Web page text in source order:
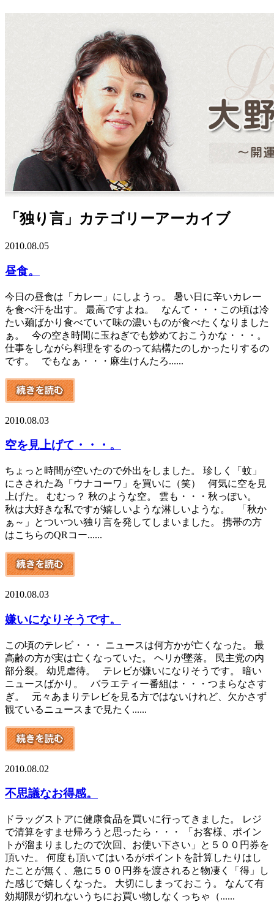
「独り言」カテゴリーアーカイブ
2010.08.05
昼食。
今日の昼食は「カレー」にしようっ。 暑い日に辛いカレー
を食べ汗を出す。 最高ですよね。 なんて・・・この頃は冷
たい麺ばかり食べていて味の濃いものが食べたくなりました
ぁ。 今の空き時間に玉ねぎでも炒めておこうかな・・・。
仕事をしながら料理をするのって結構たのしかったりするの
です。 でもなぁ・・・麻生けんたろ......
2010.08.03
空を見上げて・・・。
ちょっと時間が空いたので外出をしました。 珍しく「蚊」
にさされた為「ウナコーワ」を買いに（笑） 何気に空を見
上げた。 むむっ？ 秋のような空。 雲も・・・秋っぽい。
秋は大好きな私ですが嬉しいような淋しいような。 「秋か
ぁ～」とついつい独り言を発してしまいました。 携帯の方
はこちらのQRコー......
2010.08.03
嫌いになりそうです。
この頃のテレビ・・・ ニュースは何方かが亡くなった。 最
高齢の方が実は亡くなっていた。 ヘリが墜落。 民主党の内
部分裂。 幼児虐待。 テレビが嫌いになりそうです。 暗い
ニュースばかり。 バラエティー番組は・・・つまらなさす
ぎ。 元々あまりテレビを見る方ではないけれど、欠かさず
観ているニュースまで見たく......
2010.08.02
不思議なお得感。
ドラッグストアに健康食品を買いに行ってきました。 レジ
で清算をすませ帰ろうと思ったら・・・ 「お客様、ポイン
トが溜まりましたので次回、お使い下さい」と５００円券を
頂いた。 何度も頂いてはいるがポイントを計算したりはし
たことが無く、急に５００円券を渡されると物凄く「得」し
た感じで嬉しくなった。 大切にしまっておこう。 なんて有
効期限が切れないうちにお買い物しなくっちゃ（......